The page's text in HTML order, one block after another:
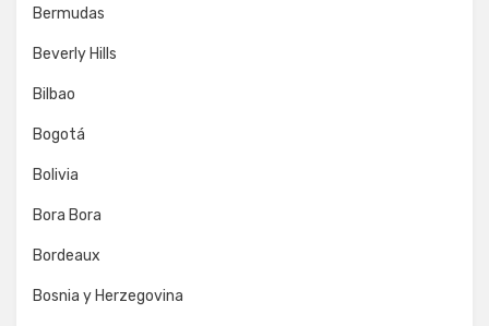
Bermudas
Beverly Hills
Bilbao
Bogotá
Bolivia
Bora Bora
Bordeaux
Bosnia y Herzegovina